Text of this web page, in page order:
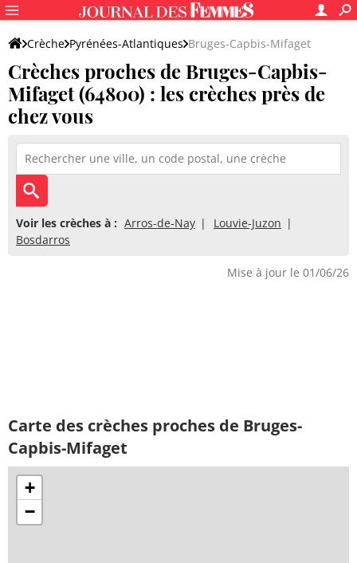
Crèche Pyrénées-Atlantiques Bruges-Capbis-Mifaget
Crèches proches de Bruges-Capbis-
Mifaget (64800) : les crèches près de
chez vous
Voir les crèches à : Arros-de-Nay
Louvie-Juzon
Bosdarros
Mise à jour le 01/06/26
Carte des crèches proches de Bruges-
Capbis-Mifaget
+
−